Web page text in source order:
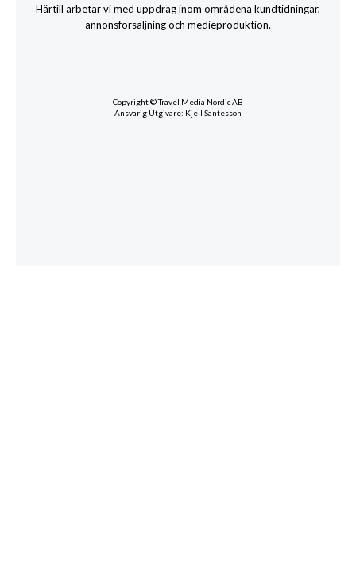
Härtill arbetar vi med uppdrag inom områdena kundtidningar,
annonsförsäljning och medieproduktion.
Copyright © Travel Media Nordic AB
Ansvarig Utgivare: Kjell Santesson